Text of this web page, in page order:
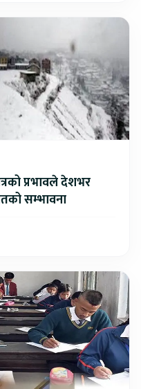
प्रभावले देशभर
सम्भावना